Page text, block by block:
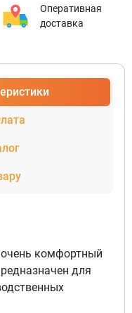
Оперативная
доставка
комфортный
для